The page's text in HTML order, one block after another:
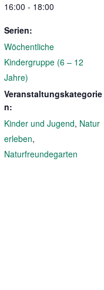
16:00 - 18:00
Serien:
Wöchentliche
Kindergruppe (6 – 12
Jahre)
Veranstaltungskategorie
n:
Kinder und Jugend, Natur
erleben,
Naturfreundegarten